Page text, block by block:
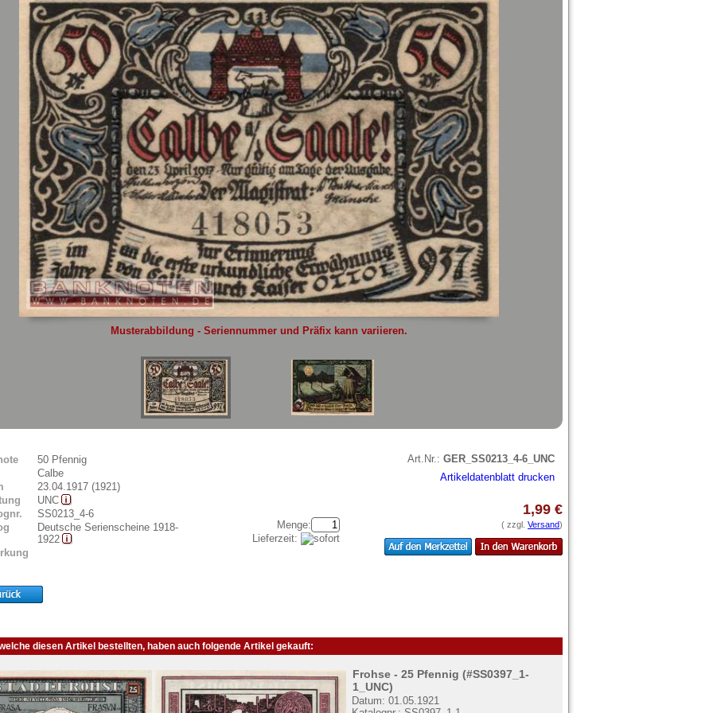
Siehier.
Musterabbildung - Seriennummer und Präfix kann variieren.
50 Pfennig
Calbe
23.04.1917 (1921)
UNC
SS0213_4-6
Deutsche Serienscheine 1918-
1922
Art.Nr.: GER_SS0213_4-6_UNC
Artikeldatenblatt drucken
Menge:
Lieferzeit:
1,99 €
( zzgl. Versand)
diesen Artikel bestellten, haben auch folgende Artikel gekauft:
Frohse - 25 Pfennig (#SS0397_1-
1_UNC)
Datum: 01.05.1921